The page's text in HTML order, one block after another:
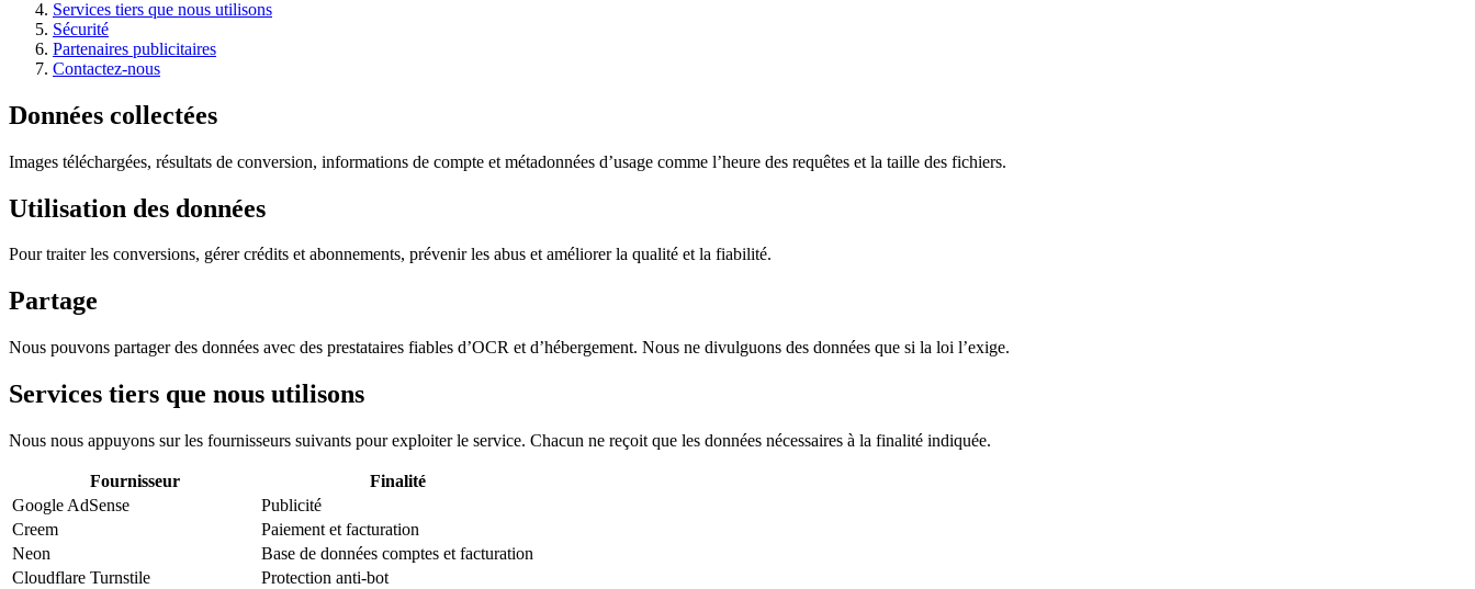
Services tiers que nous utilisons
Sécurité
Partenaires publicitaires
Contactez-nous
Données collectées
Images téléchargées, résultats de conversion, informations de compte et métadonnées d’usage comme l’heure des requêtes et la taille des fichiers.
Utilisation des données
Pour traiter les conversions, gérer crédits et abonnements, prévenir les abus et améliorer la qualité et la fiabilité.
Partage
Nous pouvons partager des données avec des prestataires fiables d’OCR et d’hébergement. Nous ne divulguons des données que si la loi l’exige.
Services tiers que nous utilisons
Nous nous appuyons sur les fournisseurs suivants pour exploiter le service. Chacun ne reçoit que les données nécessaires à la finalité indiquée.
Fournisseur
Finalité
Google AdSense
Publicité
Creem
Paiement et facturation
Neon
Base de données comptes et facturation
Cloudflare Turnstile
Protection anti-bot